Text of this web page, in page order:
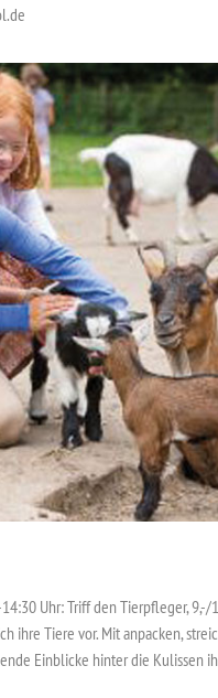
Uhr: Triff den Tierpfleger, 9,-/
ihre Tiere vor. Mit anpacken,
Einblicke hinter die Kulissen